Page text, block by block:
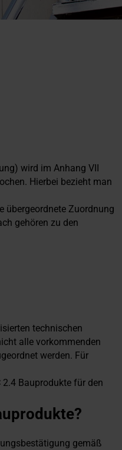
wird im Anhang VII
Hierbei bezieht man
übergeordnete Zuordnung
gehören zu den
technischen
alle vorkommenden
werden. Für
Bauprodukte für den
gemäß